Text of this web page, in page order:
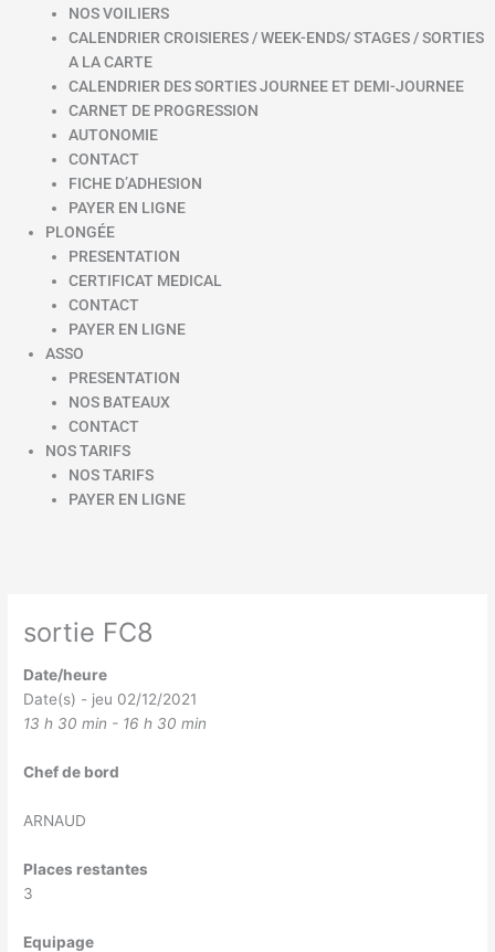
NOS VOILIERS
CALENDRIER CROISIERES / WEEK-ENDS/ STAGES / SORTIES
A LA CARTE
CALENDRIER DES SORTIES JOURNEE ET DEMI-JOURNEE
CARNET DE PROGRESSION
AUTONOMIE
CONTACT
FICHE D’ADHESION
PAYER EN LIGNE
PLONGÉE
PRESENTATION
CERTIFICAT MEDICAL
CONTACT
PAYER EN LIGNE
ASSO
PRESENTATION
NOS BATEAUX
CONTACT
NOS TARIFS
NOS TARIFS
PAYER EN LIGNE
sortie FC8
Date/heure
Date(s) - jeu 02/12/2021
13 h 30 min - 16 h 30 min
Chef de bord
ARNAUD
Places restantes
3
Equipage